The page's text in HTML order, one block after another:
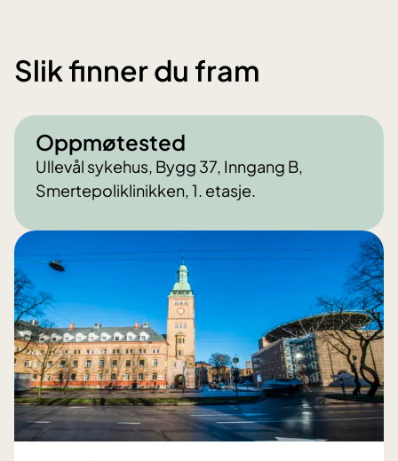
Slik finner du fram
Oppmøtested
Ullevål sykehus, Bygg 37, Inngang B,
Smertepoliklinikken, 1. etasje.